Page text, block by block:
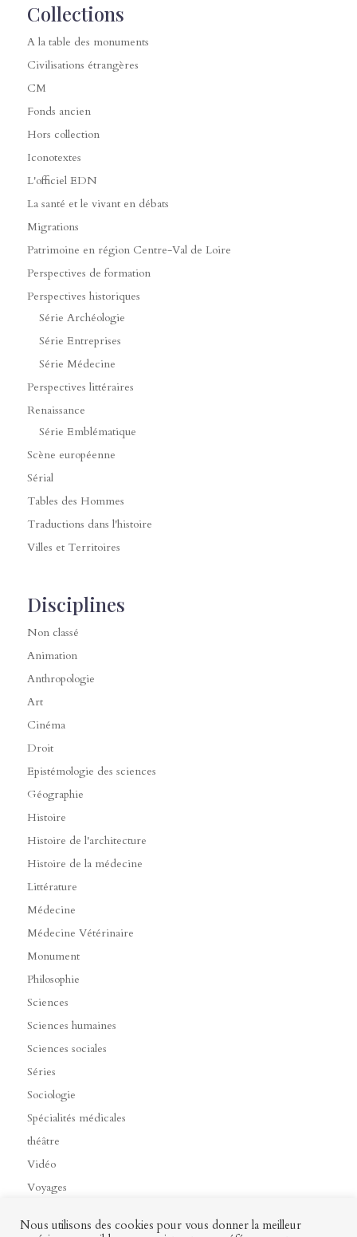
Collections
A la table des monuments
Civilisations étrangères
CM
Fonds ancien
Hors collection
Iconotextes
L'officiel EDN
La santé et le vivant en débats
Migrations
Patrimoine en région Centre-Val de Loire
Perspectives de formation
Perspectives historiques
Série Archéologie
Série Entreprises
Série Médecine
Perspectives littéraires
Renaissance
Série Emblématique
Scène européenne
Sérial
Tables des Hommes
Traductions dans l'histoire
Villes et Territoires
Disciplines
Non classé
Animation
Anthropologie
Art
Cinéma
Droit
Epistémologie des sciences
Géographie
Histoire
Histoire de l'architecture
Histoire de la médecine
Littérature
Médecine
Médecine Vétérinaire
Monument
Philosophie
Sciences
Sciences humaines
Sciences sociales
Séries
Sociologie
Spécialités médicales
théâtre
Vidéo
Voyages
Nous utilisons des cookies pour vous donner la meilleur